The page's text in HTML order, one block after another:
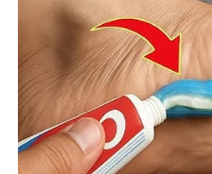
DEVICA –
konačno pretvori
Device su znak koji stalno
analizira. Njihov život retko
oni sve pokušavaju da drže